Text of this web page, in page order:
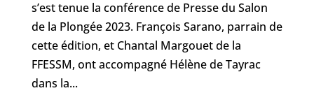
s’est tenue la conférence de Presse du Salon
de la Plongée 2023. François Sarano, parrain de
cette édition, et Chantal Margouet de la
FFESSM, ont accompagné Hélène de Tayrac
dans la...